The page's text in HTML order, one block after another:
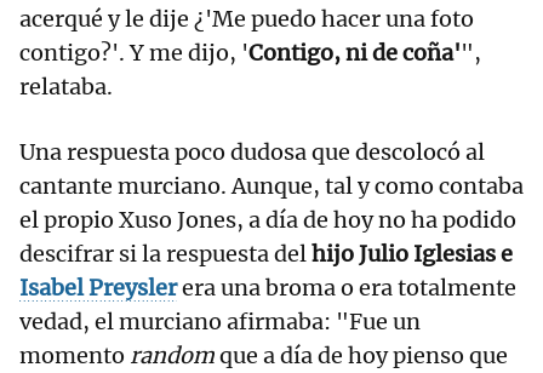
acerqué y le dije ¿'Me puedo hacer una foto
contigo?'. Y me dijo, 'Contigo, ni de coña'",
relataba.
Una respuesta poco dudosa que descolocó al
cantante murciano. Aunque, tal y como contaba
el propio Xuso Jones, a día de hoy no ha podido
descifrar si la respuesta delhijo Julio Iglesias e
Isabel Preyslerera una broma o era totalmente
vedad, el murciano afirmaba: "Fue un
momento randomque a día de hoy pienso que